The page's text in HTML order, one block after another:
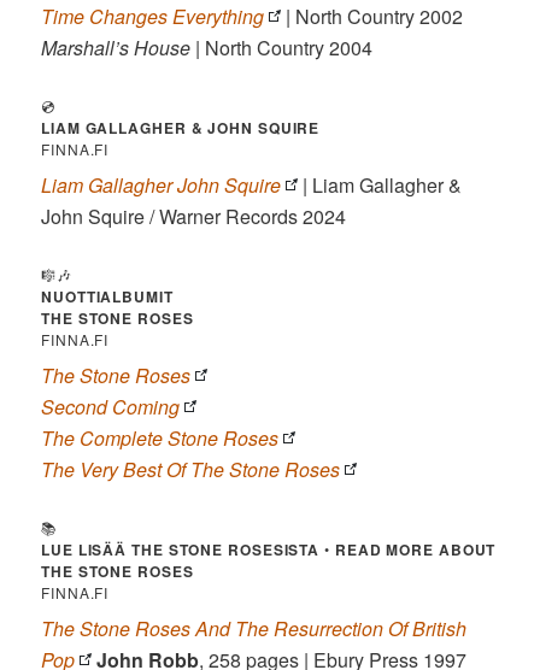
Time Changes Everything
| North Country 2002
Marshall’s House | North Country 2004
💿
LIAM GALLAGHER & JOHN SQUIRE
FINNA.FI
Liam Gallagher John Squire
| Liam Gallagher &
John Squire / Warner Records 2024
🎼🎶
NUOTTIALBUMIT
THE STONE ROSES
FINNA.FI
The Stone Roses
Second Coming
The Complete Stone Roses
The Very Best Of The Stone Roses
📚
LUE LISÄÄ THE STONE ROSESISTA • READ MORE ABOUT
THE STONE ROSES
FINNA.FI
The Stone Roses And The Resurrection Of British
Pop
John Robb, 258 pages | Ebury Press 1997